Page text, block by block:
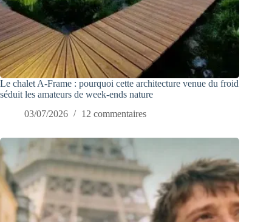
Le chalet A-Frame : pourquoi cette architecture venue du froid
séduit les amateurs de week-ends nature
03/07/2026
12 commentaires